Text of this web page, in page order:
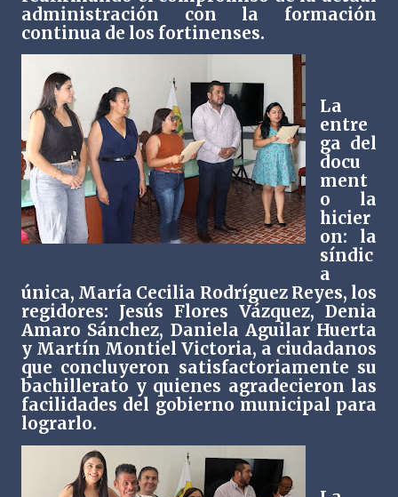
administración con la formación
continua de los fortinenses.
La
entre
ga del
docu
ment
o la
hicier
on: la
síndic
a
única, María Cecilia Rodríguez Reyes, los
regidores: Jesús Flores Vázquez, Denia
Amaro Sánchez, Daniela Aguilar Huerta
y Martín Montiel Victoria, a ciudadanos
que concluyeron satisfactoriamente su
bachillerato y quienes agradecieron las
facilidades del gobierno municipal para
lograrlo.